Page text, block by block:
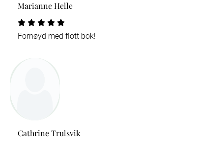
Marianne Helle
Fornøyd med flott bok!
Cathrine Trulsvik